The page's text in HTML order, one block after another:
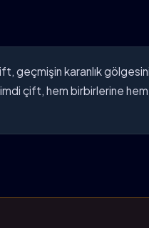
geçmişin karanlık
çift, hem birbirlerine